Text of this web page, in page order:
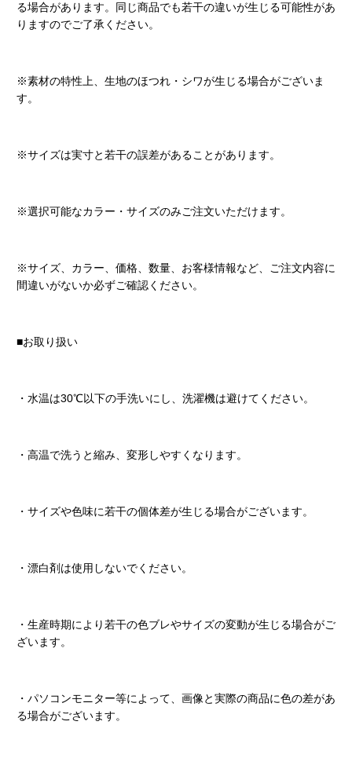
る場合があります。同じ商品でも若干の違いが生じる可能性があ
りますのでご了承ください。
※素材の特性上、生地のほつれ・シワが生じる場合がございま
す。
※サイズは実寸と若干の誤差があることがあります。
※選択可能なカラー・サイズのみご注文いただけます。
※サイズ、カラー、価格、数量、お客様情報など、ご注文内容に
間違いがないか必ずご確認ください。
■お取り扱い
・水温は30℃以下の手洗いにし、洗濯機は避けてください。
・高温で洗うと縮み、変形しやすくなります。
・サイズや色味に若干の個体差が生じる場合がございます。
・漂白剤は使用しないでください。
・生産時期により若干の色ブレやサイズの変動が生じる場合がご
ざいます。
・パソコンモニター等によって、画像と実際の商品に色の差があ
る場合がございます。